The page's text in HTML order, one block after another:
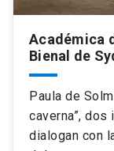
Académica
Bienal de
Paula de
caverna”,
dialogan con